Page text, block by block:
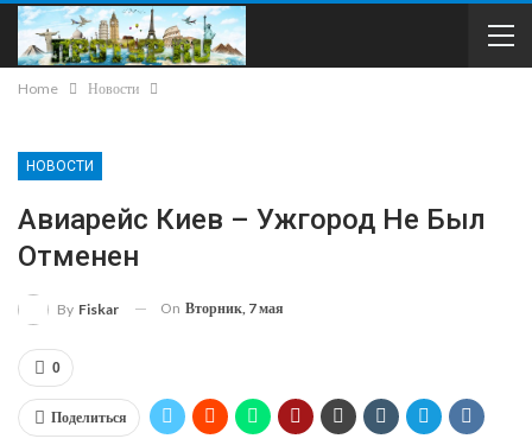
Home Новости
НОВОСТИ
Авиарейс Киев – Ужгород Не Был
Отменен
By Fiskar On Вторник, 7 мая
0
Поделиться